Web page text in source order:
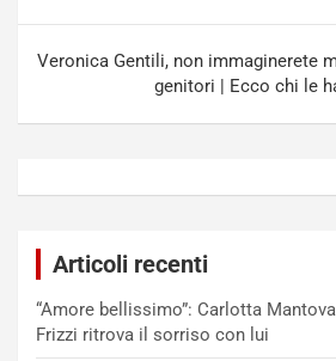
Veronica Gentili, non immaginerete
genitori | Ecco chi le
Articoli recenti
“Amore bellissimo”: Carlotta
Frizzi ritrova il sorriso con lui